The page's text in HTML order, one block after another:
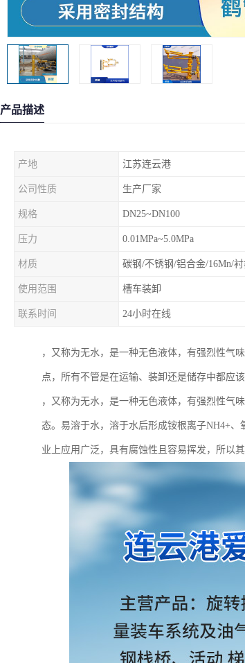
产品描述
产地 江苏连云港
公司性质 生产厂家
规格 DN25~DN100
压力 0.01MPa~5.0MPa
材质 碳钢/不锈钢/铝合金/16Mn/
使用范围 槽车装卸
联系时间 24小时在线
，又称为无水，是一种无色液体，有强烈性气
点，所有不管是在运输、装卸还是储存中都应
，又称为无水，是一种无色液体，有强烈性气
态。易溶于水，溶于水后形成铵根离子NH4+
业上应用广泛，具有腐蚀性且容易挥发，所以其